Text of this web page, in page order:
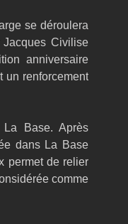
se déroulera
Civilise
anniversaire
un renforcement
Base. Après
dans La Base
permet de relier
comme